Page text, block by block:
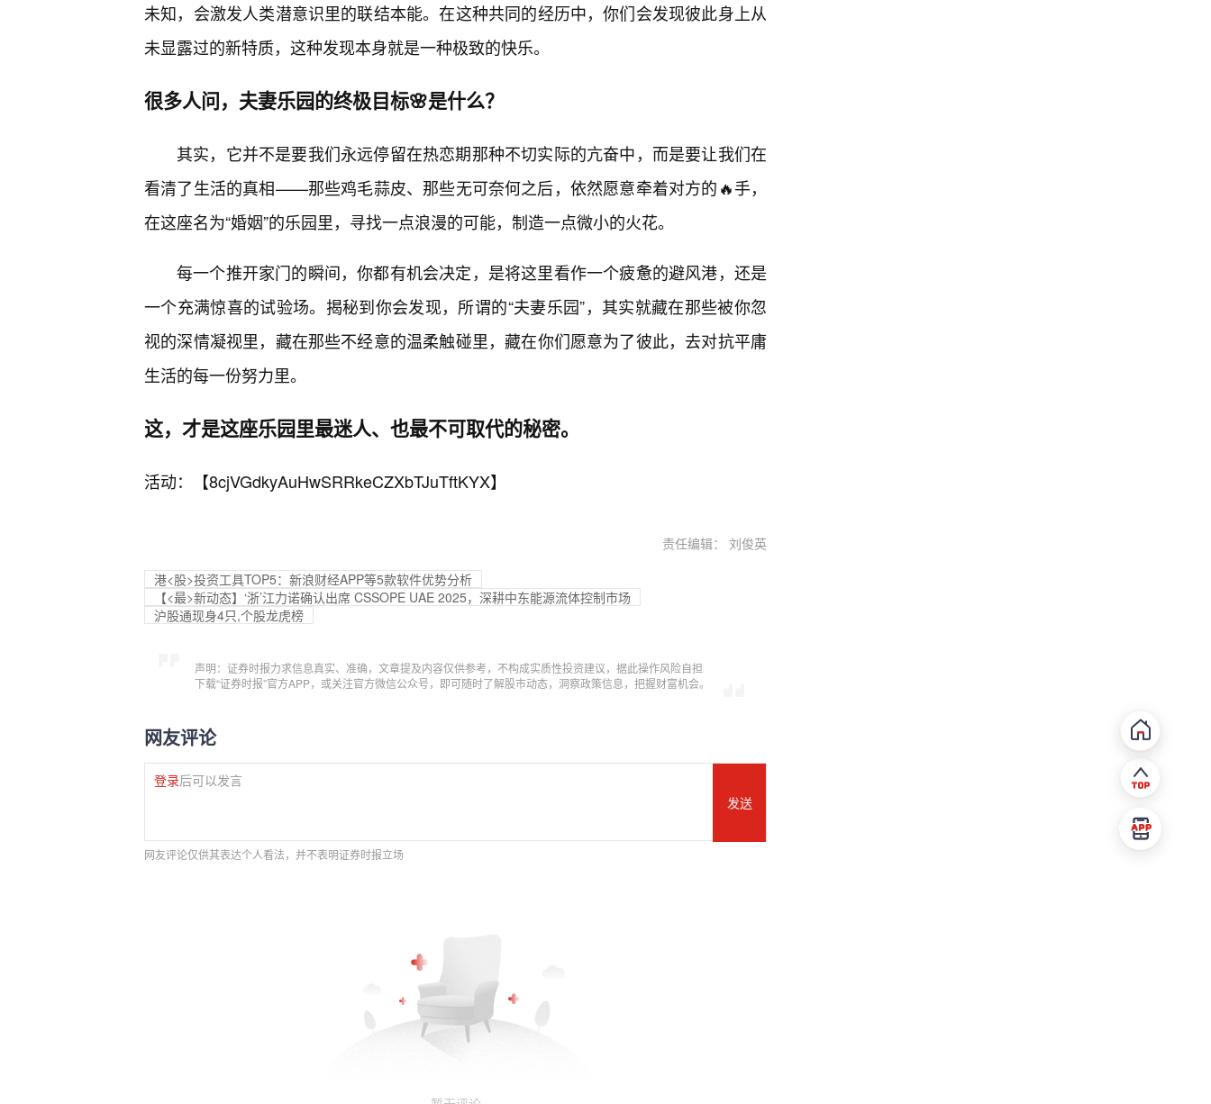
未知，会激发人类潜意识里的联结本能。在这种共同的经历中，你们会发现彼此身上从
未显露过的新特质，这种发现本身就是一种极致的快乐。
很多人问，夫妻乐园的终极目标🌸是什么？
其实，它并不是要我们永远停留在热恋期那种不切实际的亢奋中，而是要让我们在
看清了生活的真相——那些鸡毛蒜皮、那些无可奈何之后，依然愿意牵着对方的🔥手，
在这座名为“婚姻”的乐园里，寻找一点浪漫的可能，制造一点微小的火花。
每一个推开家门的瞬间，你都有机会决定，是将这里看作一个疲惫的避风港，还是
一个充满惊喜的试验场。揭秘到你会发现，所谓的“夫妻乐园”，其实就藏在那些被你忽
视的深情凝视里，藏在那些不经意的温柔触碰里，藏在你们愿意为了彼此，去对抗平庸
生活的每一份努力里。
这，才是这座乐园里最迷人、也最不可取代的秘密。
活动：【8cjVGdkyAuHwSRRkeCZXbTJuTftKYX】
责任编辑： 刘俊英
港<股>投资工具TOP5：新浪财经APP等5款软件优势分析
【<最>新动态】‘浙’江力诺确认出席 CSSOPE UAE 2025，深耕中东能源流体控制市场
沪股通现身4只,个股龙虎榜
声明：证券时报力求信息真实、准确，文章提及内容仅供参考，不构成实质性投资建议，据此操作风险自担
下载“证券时报”官方APP，或关注官方微信公众号，即可随时了解股市动态，洞察政策信息，把握财富机会。
网友评论
登录后可以发言
发送
网友评论仅供其表达个人看法，并不表明证券时报立场